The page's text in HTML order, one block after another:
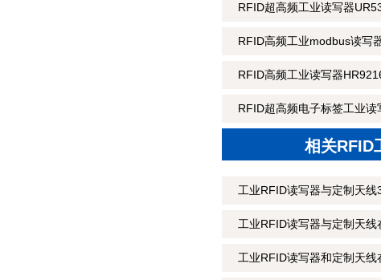
RFID超高频工业读写器
RFID高频工业modbus读写
RFID高频工业读写器
RFID超高频电子标签工业读
相关RFID
工业RFID读写器与定制天线
工业RFID读写器与定制天线
工业RFID读写器和定制天线